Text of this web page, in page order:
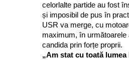
celorlalte partide au fost
și imposibil de pus în
USR va merge, cu
maximum, în următoarele
candida prin forțe proprii.
„Am stat cu toată lumea